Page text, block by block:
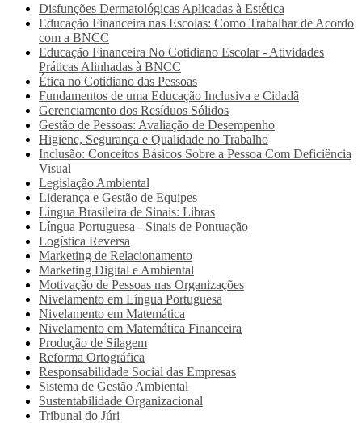
Disfunções Dermatológicas Aplicadas à Estética
Educação Financeira nas Escolas: Como Trabalhar de Acordo
com a BNCC
Educação Financeira No Cotidiano Escolar - Atividades
Práticas Alinhadas à BNCC
Ética no Cotidiano das Pessoas
Fundamentos de uma Educação Inclusiva e Cidadã
Gerenciamento dos Resíduos Sólidos
Gestão de Pessoas: Avaliação de Desempenho
Higiene, Segurança e Qualidade no Trabalho
Inclusão: Conceitos Básicos Sobre a Pessoa Com Deficiência
Visual
Legislação Ambiental
Liderança e Gestão de Equipes
Língua Brasileira de Sinais: Libras
Língua Portuguesa - Sinais de Pontuação
Logística Reversa
Marketing de Relacionamento
Marketing Digital e Ambiental
Motivação de Pessoas nas Organizações
Nivelamento em Língua Portuguesa
Nivelamento em Matemática
Nivelamento em Matemática Financeira
Produção de Silagem
Reforma Ortográfica
Responsabilidade Social das Empresas
Sistema de Gestão Ambiental
Sustentabilidade Organizacional
Tribunal do Júri